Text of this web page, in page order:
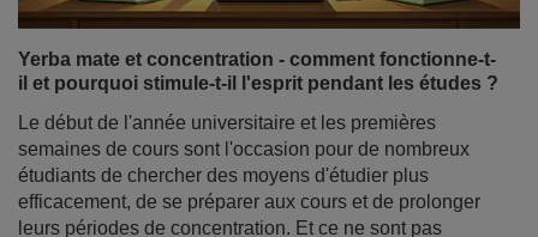
efficacement, de se préparer aux cours et de prolonger
seulement les étudiants qui se posent la question, mais
aussi les travailleurs intellectuels, les programmeurs ou
les indépendants : le maté de yerba vous stimule-t-il
aussi fortement que le café, ou agit-il différemment ?
En savoir plus